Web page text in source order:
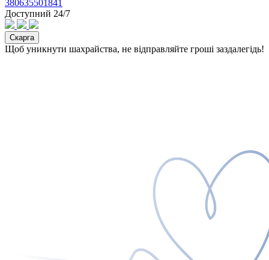
380635501841
Доступний 24/7
Скарга
Щоб уникнути шахрайства, не відправляйте гроші заздалегідь!